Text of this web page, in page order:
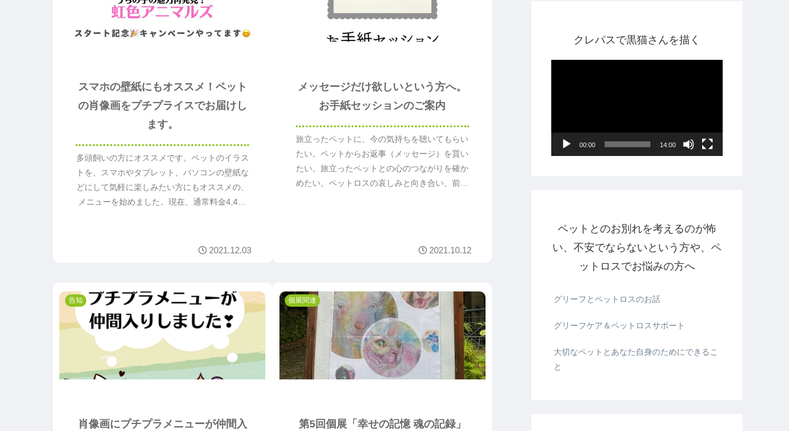
スマホの壁紙にもオススメ！ペット
の肖像画をプチプライスでお届けし
ます。
多頭飼いの方にオススメです。ペットのイラス
トを、スマホやタブレット、パソコンの壁紙な
どにして気軽に楽しみたい方にもオススメの、
メニューを始めました。現在、通常料金4,400
2021.12.03
メッセージだけ欲しいという方へ。
お手紙セッションのご案内
旅立ったペットに、今の気持ちを聴いてもらい
たい。ペットからお返事（メッセージ）を貰い
たい。旅立ったペットとの心のつながりを確か
めたい。ペットロスの哀しみと向き合い、前へ
2021.10.12
告知
肖像画にプチプラメニューが仲間入
個展関連
第5回個展「幸せの記憶 魂の記録」
クレパスで黒猫さんを描く
ヤ
00:00 14:00
ペットとのお別れを考えるのが怖
い、不安でならないという方や、ペ
ットロスでお悩みの方へ
グリーフとペットロスのお話
グリーフケア＆ペットロスサポート
大切なペットとあなた自身のためにできるこ
と